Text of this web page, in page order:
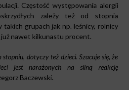
Częstość występowania alergii
zależy też od stopnia
takich grupach jak np. leśnicy, rolnicy
już nawet kilkunastu procent.
dotyczy też dzieci. Szacuje się, że
jest narażonych na silną reakcję
Baczewski.